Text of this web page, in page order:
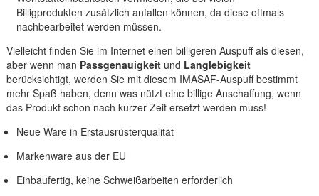
Billigprodukten zusätzlich anfallen können, da diese oftmals
nachbearbeitet werden müssen.
Vielleicht finden Sie im Internet einen billigeren Auspuff als diesen,
aber wenn man Passgenauigkeit und Langlebigkeit
berücksichtigt, werden Sie mit diesem IMASAF-Auspuff bestimmt
mehr Spaß haben, denn was nützt eine billige Anschaffung, wenn
das Produkt schon nach kurzer Zeit ersetzt werden muss!
Neue Ware in Erstausrüsterqualität
Markenware aus der EU
Einbaufertig, keine Schweißarbeiten erforderlich